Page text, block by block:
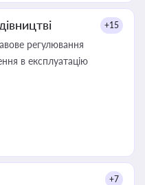
+15
регулювання
в експлуатацію
+7